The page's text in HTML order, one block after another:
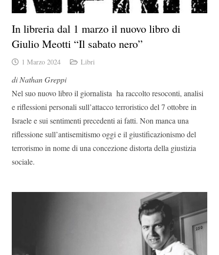
In libreria dal 1 marzo il nuovo libro di
Giulio Meotti “Il sabato nero”
1 Marzo 2024 Libri
di Nathan Greppi
Nel suo nuovo libro il giornalista ha raccolto resoconti, analisi
e riflessioni personali sull’attacco terroristico del 7 ottobre in
Israele e sui sentimenti precedenti ai fatti. Non manca una
riflessione sull’antisemitismo oggi e il giustificazionismo del
terrorismo in nome di una concezione distorta della giustizia
sociale.